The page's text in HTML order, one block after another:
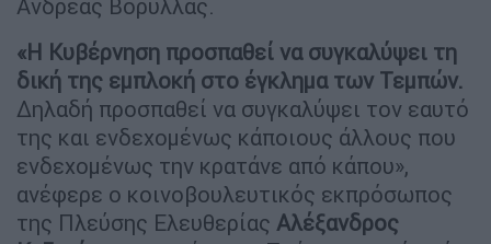
Ανδρέας Βορύλλας.
«Η Κυβέρνηση προσπαθεί να συγκαλύψει τη
δική της εμπλοκή στο έγκλημα των Τεμπών.
Δηλαδή προσπαθεί να συγκαλύψει τον εαυτό
της και ενδεχομένως κάποιους άλλους που
ενδεχομένως την κρατάνε από κάπου»,
ανέφερε ο κοινοβουλευτικός εκπρόσωπος
της Πλεύσης Ελευθερίας Αλέξανδρος